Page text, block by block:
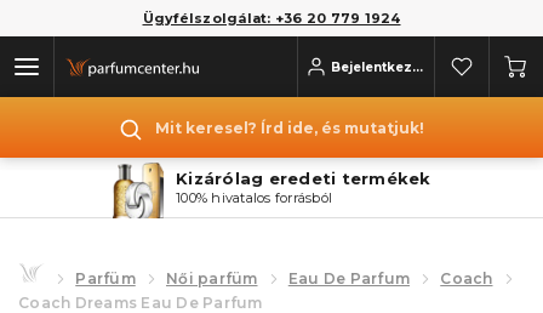
Ügyfélszolgálat: +36 20 779 1924
Bejelentkezés
Mit keresel? Írd ide, és mutatjuk!
Kizárólag eredeti termékek
100% hivatalos forrásból
Parfüm Női parfüm Eau De Parfum
Coach
Coach Dreams Eau De Parfum